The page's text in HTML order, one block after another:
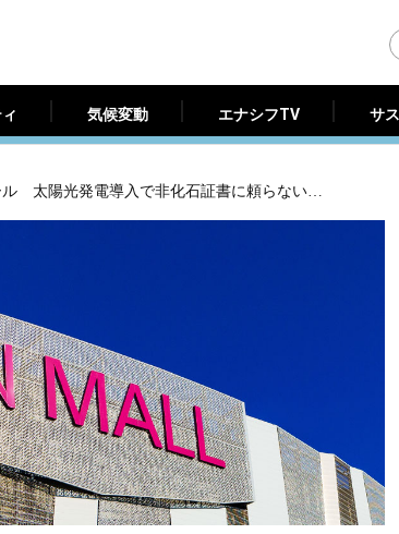
気候変動 エナシフTV サ
サ
年間、一般家庭約40万戸分の電力を消費するイオンモール 太陽光発電導入で非化石証書に頼らない脱炭素へ